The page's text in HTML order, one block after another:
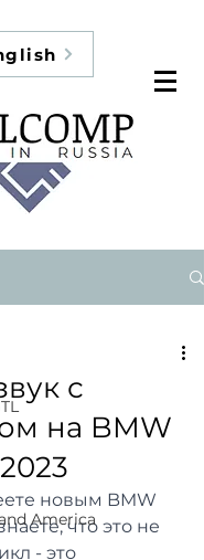
America
с
на BMW
новым BMW
что это не
- это